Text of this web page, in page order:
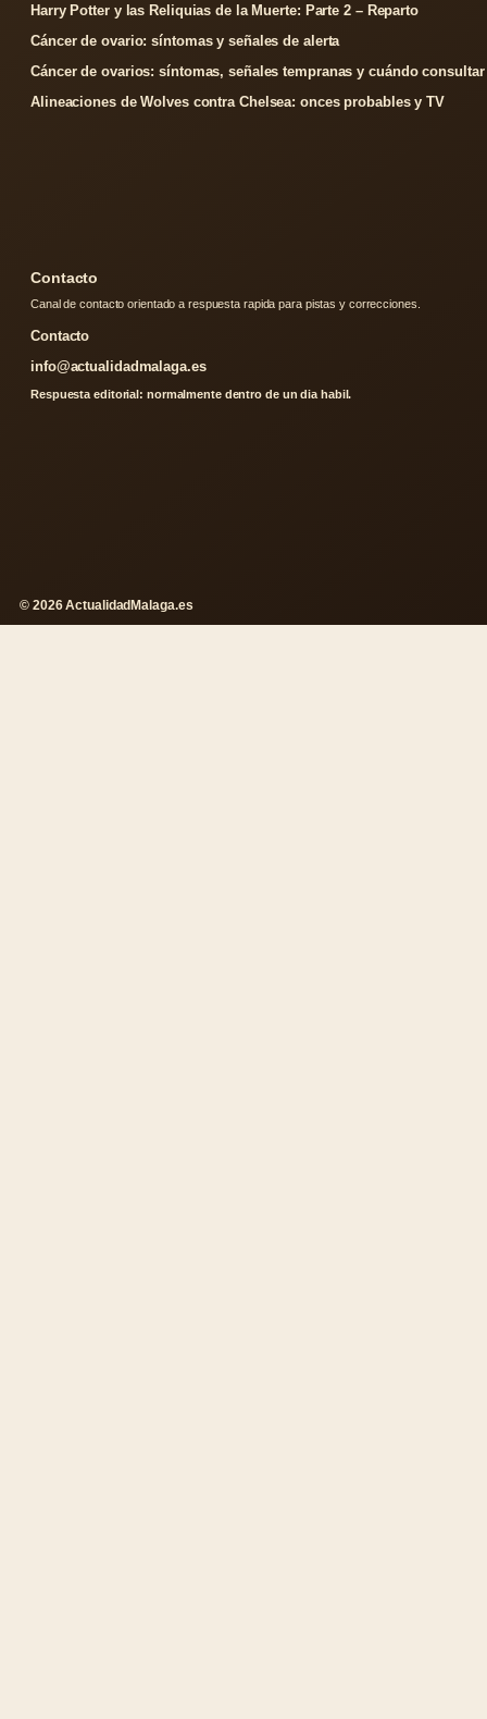
Harry Potter y las Reliquias de la Muerte: Parte 2 – Reparto
Cáncer de ovario: síntomas y señales de alerta
Cáncer de ovarios: síntomas, señales tempranas y cuándo consultar
Alineaciones de Wolves contra Chelsea: onces probables y TV
Contacto
Canal de contacto orientado a respuesta rapida para pistas y correcciones.
Contacto
info@actualidadmalaga.es
Respuesta editorial: normalmente dentro de un dia habil.
© 2026 ActualidadMalaga.es